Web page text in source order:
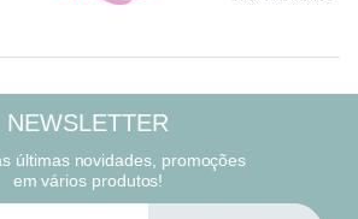
NEWSLETTER
últimas novidades, promoções
em vários produtos!